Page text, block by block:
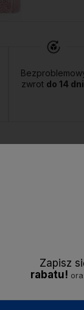
zwrot do 14
Zapisz
rabatu!